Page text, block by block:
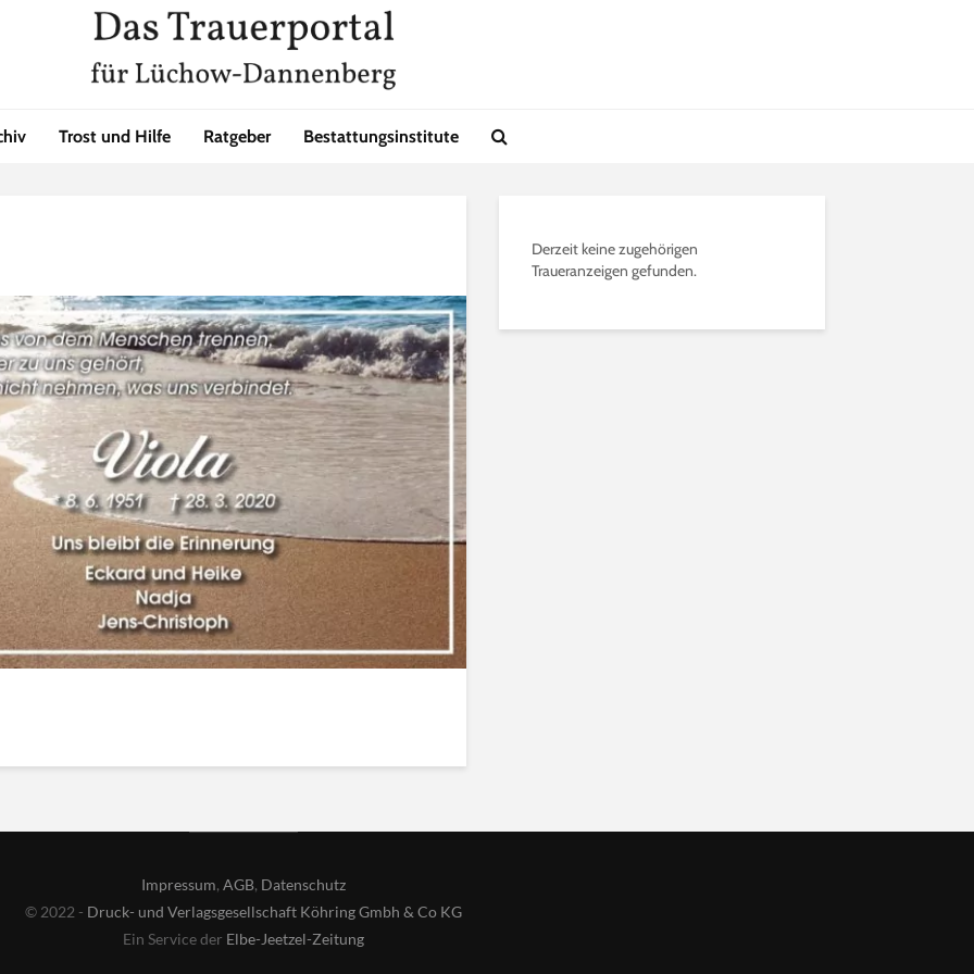
Trost und Hilfe Ratgeber Bestattungsinstitute
Derzeit keine zugehörigen
Traueranzeigen gefunden.
Impressum, AGB, Datenschutz
© 2022 - Druck- und Verlagsgesellschaft Köhring Gmbh & Co KG
Ein Service der Elbe-Jeetzel-Zeitung